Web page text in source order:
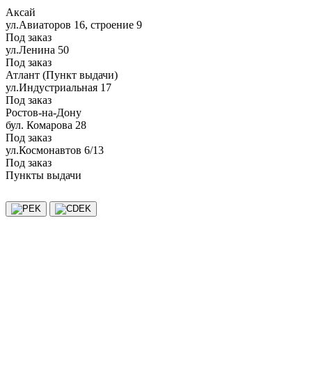
Аксай
ул.Авиаторов 16, строение 9
Под заказ
ул.Ленина 50
Под заказ
Атлант (Пункт выдачи)
ул.Индустриальная 17
Под заказ
Ростов-на-Дону
бул. Комарова 28
Под заказ
ул.Космонавтов 6/13
Под заказ
Пункты выдачи